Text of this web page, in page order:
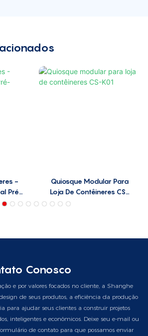
-
Pré-
Quiosque Modular Para
Loja De Contêineres CS-
Conosco
e por valores focados no cliente, a Shanghe
de seus produtos, a eficiência da produção
para ajudar seus clientes a construir projetos
inteligentes e econômicos. Deixe seu e-mail ou
de contato para que possamos enviar